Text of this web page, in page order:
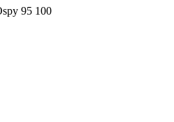
95 100